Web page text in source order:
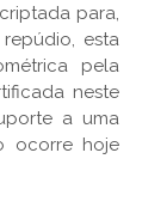
para,
esta
pela
neste
a uma
ocorre hoje